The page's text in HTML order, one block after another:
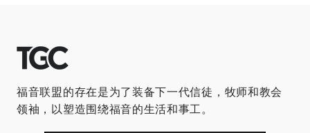
福音联盟的存在是为了装备下一代信徒，牧师和教会
领袖，以塑造围绕福音的生活和事工。